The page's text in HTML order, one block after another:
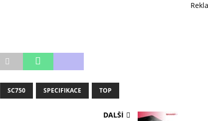
SC750 SPECIFIKACE TOP
DALŠÍ